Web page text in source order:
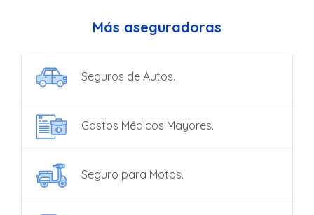
Más aseguradoras
Seguros de Autos.
Gastos Médicos Mayores.
Seguro para Motos.